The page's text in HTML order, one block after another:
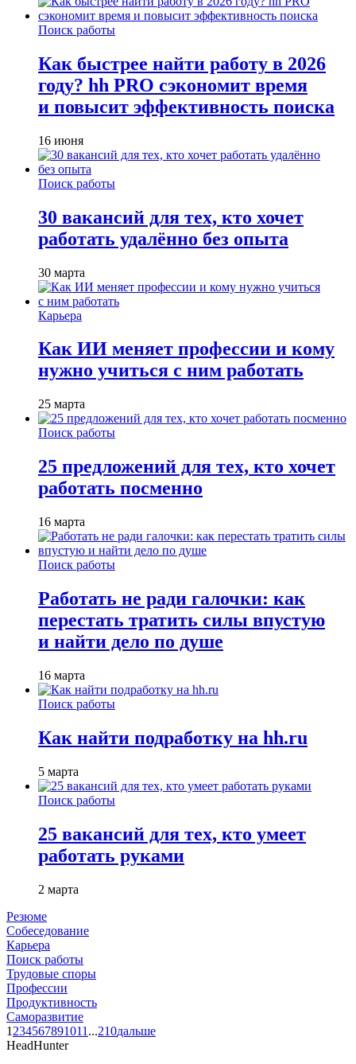
Поиск работы
Как быстрее найти работу в 2026
году? hh PRO сэкономит время
и повысит эффективность поиска
16 июня
Поиск работы
30 вакансий для тех, кто хочет
работать удалённо без опыта
30 марта
Карьера
Как ИИ меняет профессии и кому
нужно учиться с ним работать
25 марта
Поиск работы
25 предложений для тех, кто хочет
работать посменно
16 марта
Поиск работы
Работать не ради галочки: как
перестать тратить силы впустую
и найти дело по душе
16 марта
Поиск работы
Как найти подработку на hh.ru
5 марта
Поиск работы
25 вакансий для тех, кто умеет
работать руками
2 марта
Резюме
Собеседование
Карьера
Поиск работы
Трудовые споры
Профессии
Продуктивность
Саморазвитие
1 234567891011 ...210дальше
HeadHunter